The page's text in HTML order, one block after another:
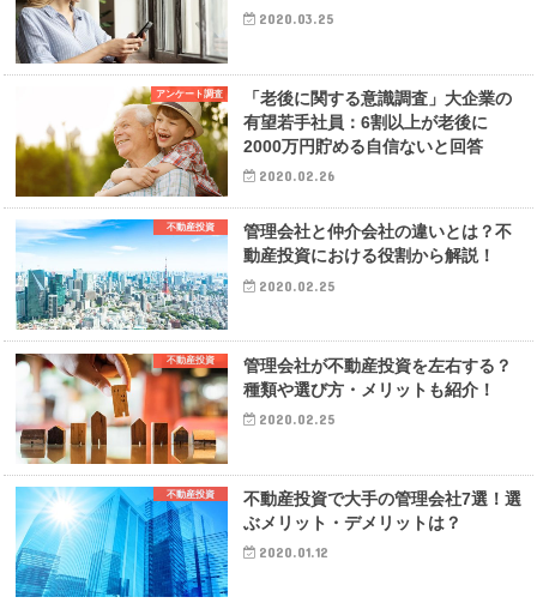
2020.03.25
アンケート調査
「老後に関する意識調査」大企業の
有望若手社員：6割以上が老後に
2000万円貯める自信ないと回答
2020.02.26
不動産投資
管理会社と仲介会社の違いとは？不
動産投資における役割から解説！
2020.02.25
不動産投資
管理会社が不動産投資を左右する？
種類や選び方・メリットも紹介！
2020.02.25
不動産投資
不動産投資で大手の管理会社7選！選
ぶメリット・デメリットは？
2020.01.12